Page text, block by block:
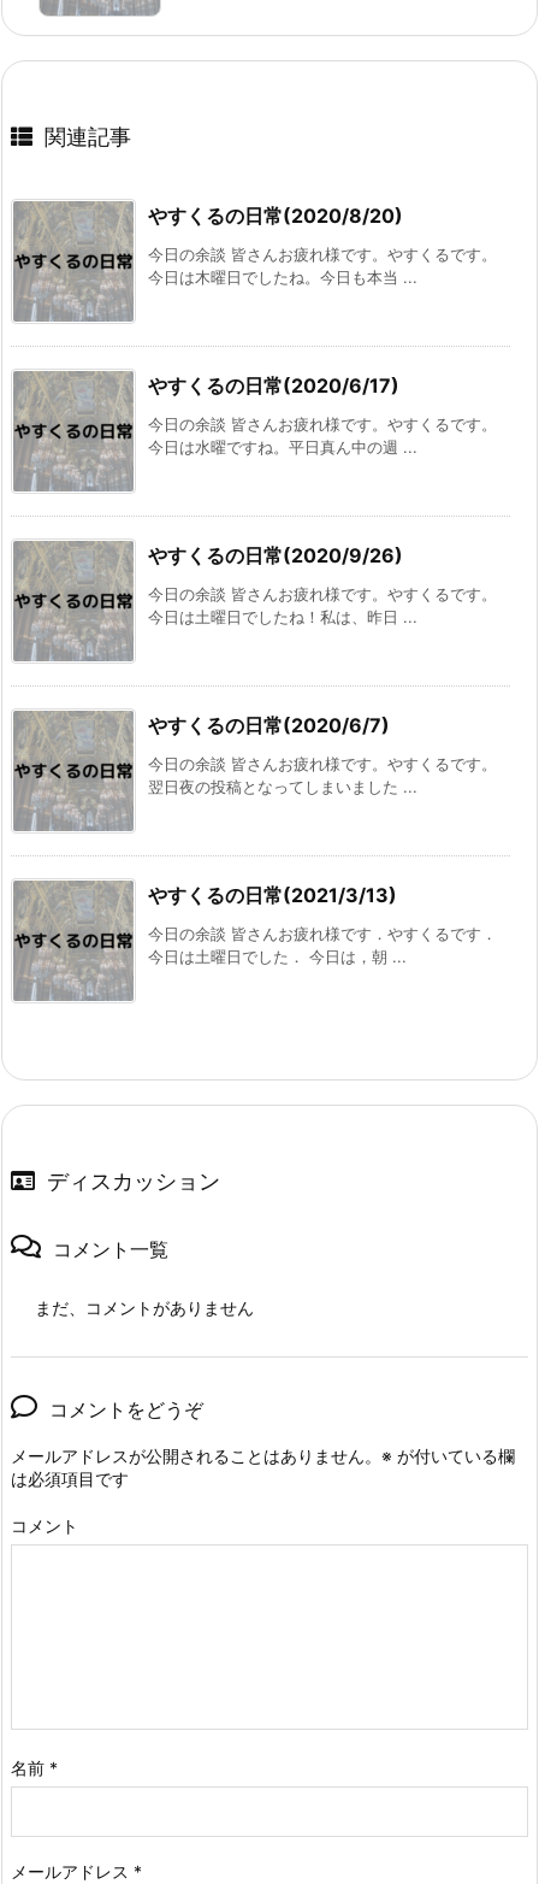
関連記事
やすくるの日常(2020/8/20)
今日の余談 皆さんお疲れ様です。やすくるです。
今日は木曜日でしたね。今日も本当 ...
やすくるの日常(2020/6/17)
今日の余談 皆さんお疲れ様です。やすくるです。
今日は水曜ですね。平日真ん中の週 ...
やすくるの日常(2020/9/26)
今日の余談 皆さんお疲れ様です。やすくるです。
今日は土曜日でしたね！私は、昨日 ...
やすくるの日常(2020/6/7)
今日の余談 皆さんお疲れ様です。やすくるです。
翌日夜の投稿となってしまいました ...
やすくるの日常(2021/3/13)
今日の余談 皆さんお疲れ様です．やすくるです．
今日は土曜日でした． 今日は，朝 ...
ディスカッション
コメント一覧
まだ、コメントがありません
コメントをどうぞ
メールアドレスが公開されることはありません。 ※ が付いている欄
は必須項目です
コメント
名前 *
メールアドレス *